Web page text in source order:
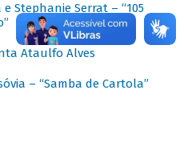
Stephanie Serrat – “105
Ataulfo Alves
– “Samba de Cartola”